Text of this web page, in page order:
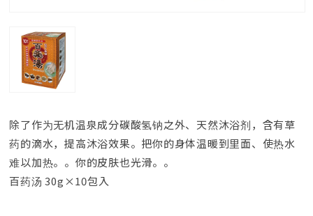
除了作为无机温泉成分碳酸氢钠之外、天然沐浴剂，含有草
药的滴水，提高沐浴效果。把你的身体温暖到里面、使热水
难以加热。。你的皮肤也光滑。。
百药汤 30g×10包入